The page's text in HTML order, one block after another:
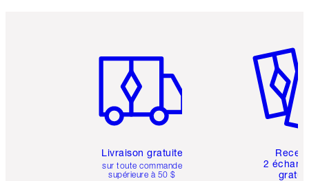
Livraison gratuite
sur toute commande
supérieure à 50 $
2